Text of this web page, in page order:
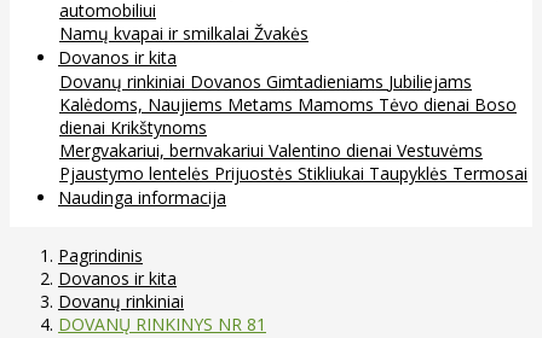
automobiliui
Namų kvapai ir smilkalai Žvakės
Dovanos ir kita
Dovanų rinkiniai Dovanos Gimtadieniams Jubiliejams
Kalėdoms, Naujiems Metams Mamoms Tėvo dienai Boso
dienai Krikštynoms
Mergvakariui, bernvakariui Valentino dienai Vestuvėms
Pjaustymo lentelės Prijuostės Stikliukai Taupyklės Termosai
Naudinga informacija
Pagrindinis
Dovanos ir kita
Dovanų rinkiniai
DOVANŲ RINKINYS NR 81